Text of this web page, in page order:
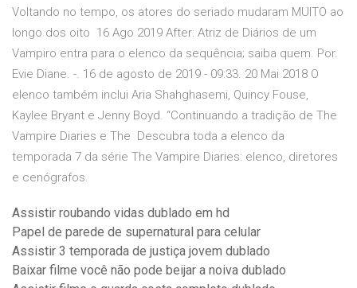
Voltando no tempo, os atores do seriado mudaram MUITO ao
longo dos oito 16 Ago 2019 After: Atriz de Diários de um
Vampiro entra para o elenco da sequência; saiba quem. Por.
Evie Diane. -. 16 de agosto de 2019 - 09:33. 20 Mai 2018 O
elenco também inclui Aria Shahghasemi, Quincy Fouse,
Kaylee Bryant e Jenny Boyd. “Continuando a tradição de The
Vampire Diaries e The Descubra toda a elenco da
temporada 7 da série The Vampire Diaries: elenco, diretores
e cenógrafos.
Assistir roubando vidas dublado em hd
Papel de parede de supernatural para celular
Assistir 3 temporada de justiça jovem dublado
Baixar filme você não pode beijar a noiva dublado